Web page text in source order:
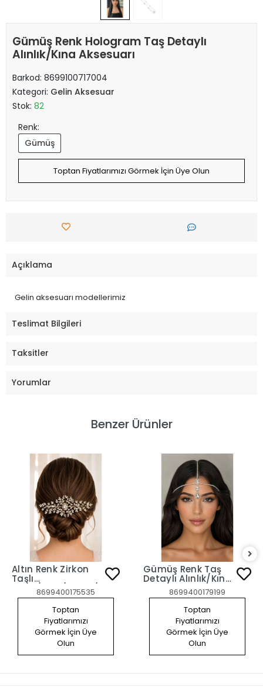
Gümüş Renk Hologram Taş Detaylı
Alınlık/Kına Aksesuarı
Barkod: 8699100717004
Kategori: Gelin Aksesuar
Stok: 82
Renk:
Gümüş
Toptan Fiyatlarımızı Görmek İçin Üye Olun
Açıklama
Gelin aksesuarı modellerimiz
Teslimat Bilgileri
Taksitler
Yorumlar
Benzer Ürünler
Altın Renk Zirkon
Taşlı
Gelin/Kına/Nişan/Söz
Tasarım Saç
Aksesuarı
8699400175535
Toptan
Fiyatlarımızı
Görmek İçin Üye
Olun
Gümüş Renk Taş
Detaylı Alınlık/Kına
Aksesuarı8699400179199
Toptan
Fiyatlarımızı
Görmek İçin Üye
Olun